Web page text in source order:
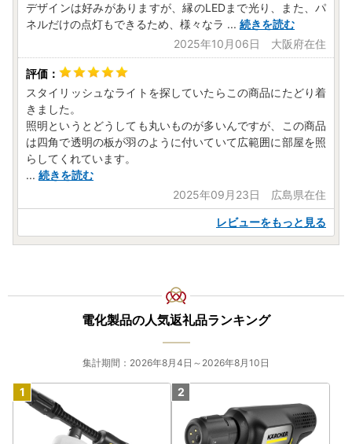
デザインは好みがありますが、縁のLEDまで光り、また、パ
ネルだけの点灯もできるため、様々なラ ... 続きを読む
2025年10月06日 大阪府在住
スタイリッシュなライトを探していたらこの商品にたどり着
きました。
照明というとどうしても丸いものが多いんですが、この商品
は四角で透明の板が羽のように付いていて広範囲に部屋を照
らしてくれています。
... 続きを読む
2025年09月23日 広島県在住
レビューをもっと見る
電化製品の人気返礼品ランキング
集計期間：2026年8月4日～2026年8月10日